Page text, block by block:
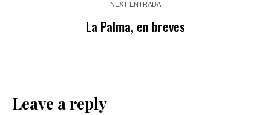
NEXT ENTRADA
La Palma, en breves
Leave a reply